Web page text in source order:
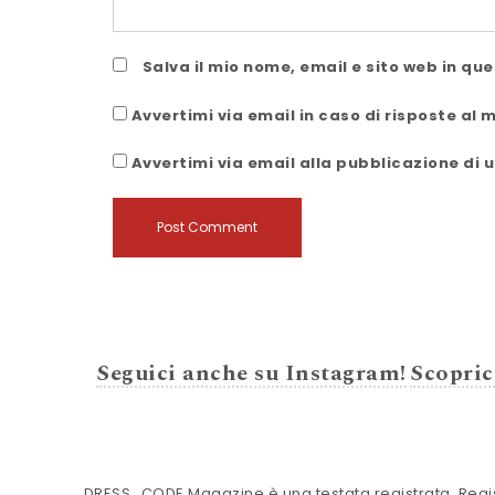
Salva il mio nome, email e sito web in
Avvertimi via email in caso di risposte al
Avvertimi via email alla pubblicazione di
Seguici anche su Instagram!